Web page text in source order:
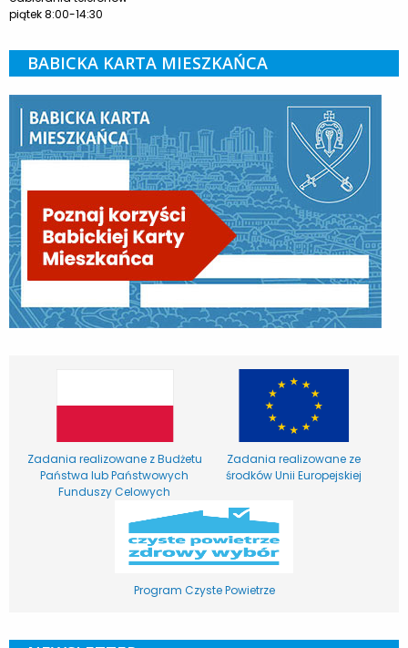
piątek 8:00-14:30
BABICKA KARTA MIESZKAŃCA
Zadania realizowane z Budżetu
Państwa lub Państwowych
Funduszy Celowych
Zadania realizowane ze
środków Unii Europejskiej
Program Czyste Powietrze